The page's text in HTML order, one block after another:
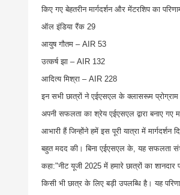
किए गए बेहतरीन मार्गदर्शन और मेंटरशिप का
ऑल इंडिया रैंक 29
आयुष गौतम – AIR 53
उत्कर्ष झा – AIR 132
आदित्य मिश्रा – AIR 228
इन सभी छात्रों ने एईएसएल के क्लासरूम
अपनी सफलता का श्रेय एईएसएल द्वारा बनाए
आभारी हैं जिन्होंने हमें इस पूरी यात्रा में
बहुत मदद की। बिना एईएसएल के, यह सफलता
कहा:"नीट यूजी 2025 में हमारे छात्रों का शानदार
किसी भी छात्र के लिए बड़ी उपलब्धि है। यह